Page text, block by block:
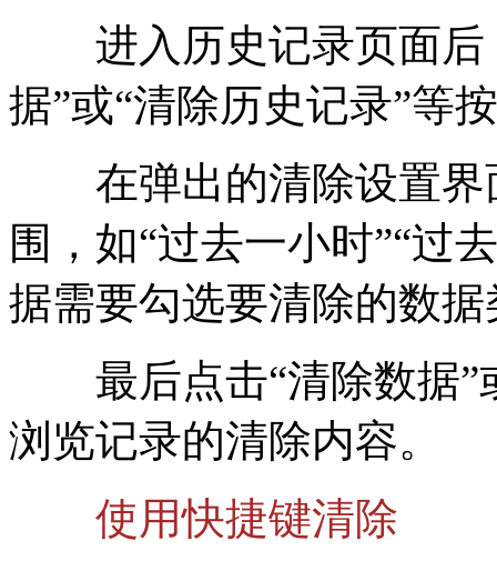
进入历史记录页面后
据”或“清除历史记录”等
在弹出的清除设置界
围，如“过去一小时”“过
据需要勾选要清除的数据
最后点击“清除数据”
浏览记录的清除内容。
使用快捷键清除